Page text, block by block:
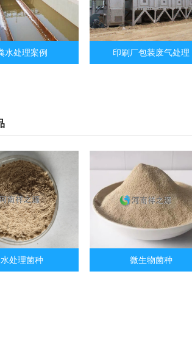
水处理案例 印刷厂包装废气处理
处理菌种 微生物菌种